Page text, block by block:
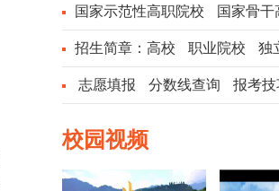
国家示范性高职院校 国家骨干
招生简章： 高校 职业院校 独
院校志愿填报 分数线查询 报考技
校园视频